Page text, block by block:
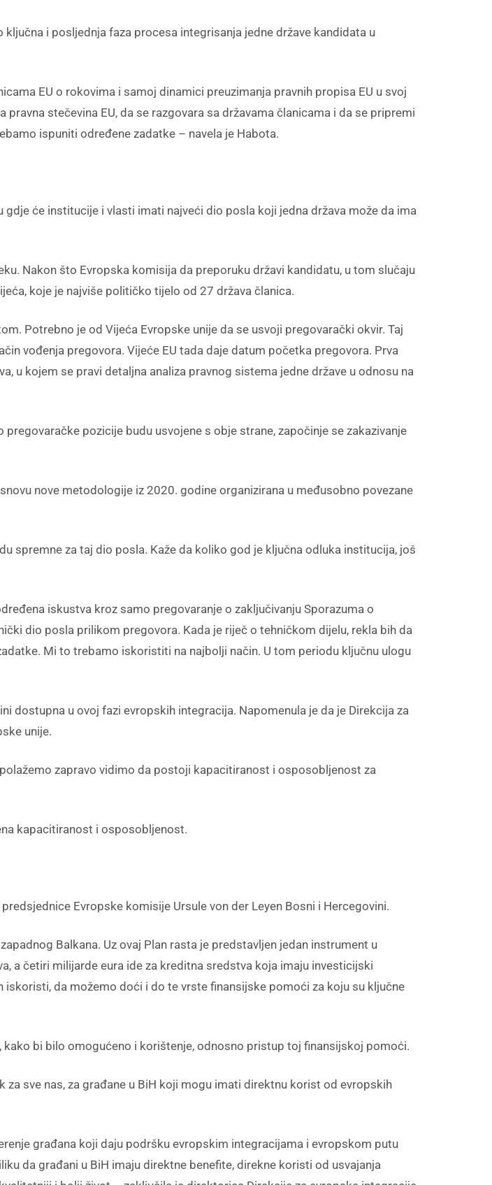
i posljednja faza procesa integrisanja jedne države kandidata u
EU o rokovima i samoj dinamici preuzimanja pravnih propisa EU u svoj
stečevina EU, da se razgovara sa državama članicama i da se pripremi
ispuniti određene zadatke – navela je Habota.
će institucije i vlasti imati najveći dio posla koji jedna država može da ima
Nakon što Evropska komisija da preporuku državi kandidatu, u tom slučaju
koje je najviše političko tijelo od 27 država članica.
Potrebno je od Vijeća Evropske unije da se usvoji pregovarački okvir. Taj
vođenja pregovora. Vijeće EU tada daje datum početka pregovora. Prva
u kojem se pravi detaljna analiza pravnog sistema jedne države u odnosu na
pozicije budu usvojene s obje strane, započinje se zakazivanje
nove metodologije iz 2020. godine organizirana u međusobno povezane
spremne za taj dio posla. Kaže da koliko god je ključna odluka institucija, još
iskustva kroz samo pregovaranje o zaključivanju Sporazuma o
dio posla prilikom pregovora. Kada je riječ o tehničkom dijelu, rekla bih da
Mi to trebamo iskoristiti na najbolji način. U tom periodu ključnu ulogu
dostupna u ovoj fazi evropskih integracija. Napomenula je da je Direkcija za
unije.
zapravo vidimo da postoji kapacitiranost i osposobljenost za
kapacitiranost i osposobljenost.
Evropske komisije Ursule von der Leyen Bosni i Hercegovini.
Balkana. Uz ovaj Plan rasta je predstavljen jedan instrument u
a četiri milijarde eura ide za kreditna sredstva koja imaju investicijski
da možemo doći i do te vrste finansijske pomoći za koju su ključne
bi bilo omogućeno i korištenje, odnosno pristup toj finansijskoj pomoći.
sve nas, za građane u BiH koji mogu imati direktnu korist od evropskih
građana koji daju podršku evropskim integracijama i evropskom putu
da građani u BiH imaju direktne benefite, direkne koristi od usvajanja